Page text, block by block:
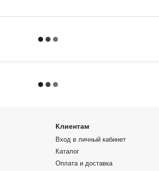
Клиентам
Вход в личный кабинет
Каталог
Оплата и доставка